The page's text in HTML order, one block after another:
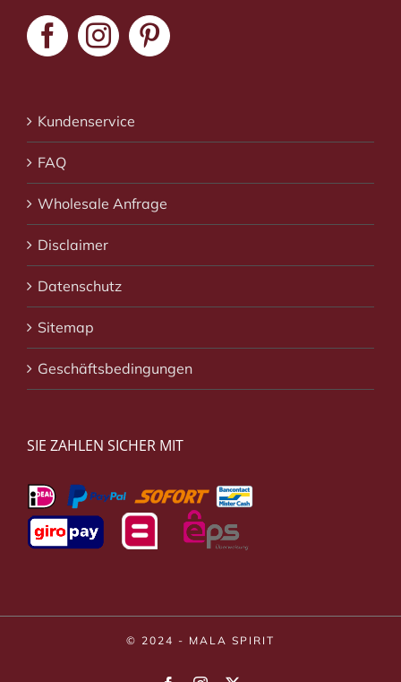
Kundenservice
FAQ
Wholesale Anfrage
Disclaimer
Datenschutz
Sitemap
Geschäftsbedingungen
SIE ZAHLEN SICHER MIT
© 2024 - MALA SPIRIT